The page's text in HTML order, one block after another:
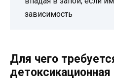
зависимость
Для чего
детоксикационная